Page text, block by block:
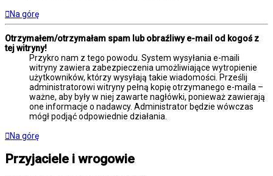
Na górę
Otrzymałem/otrzymałam spam lub obraźliwy e-mail od kogoś z
tej witryny!
Przykro nam z tego powodu. System wysyłania e-maili
witryny zawiera zabezpieczenia umożliwiające wytropienie
użytkowników, którzy wysyłają takie wiadomości. Prześlij
administratorowi witryny pełną kopię otrzymanego e-maila –
ważne, aby były w niej zawarte nagłówki, ponieważ zawierają
one informacje o nadawcy. Administrator będzie wówczas
mógł podjąć odpowiednie działania.
Na górę
Przyjaciele i wrogowie